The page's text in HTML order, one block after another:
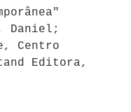
Daniel;
Centro
Editora,